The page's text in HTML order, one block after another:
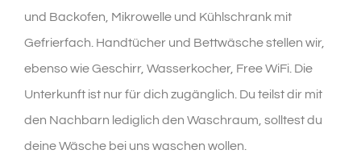
und Backofen, Mikrowelle und Kühlschrank mit
Gefrierfach. Handtücher und Bettwäsche stellen wir,
ebenso wie Geschirr, Wasserkocher, Free WiFi. Die
Unterkunft ist nur für dich zugänglich. Du teilst dir mit
den Nachbarn lediglich den Waschraum, solltest du
deine Wäsche bei uns waschen wollen.